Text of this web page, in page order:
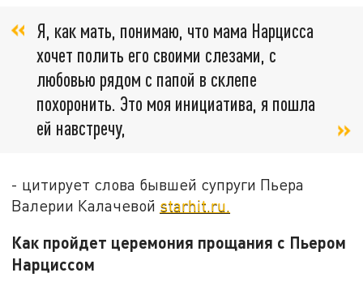
Я, как мать, понимаю, что мама Нарцисса
хочет полить его своими слезами, с
любовью рядом с папой в склепе
похоронить. Это моя инициатива, я пошла
ей навстречу,
- цитирует слова бывшей супруги Пьера
Валерии Калачевой starhit.ru.
Как пройдет церемония прощания с Пьером
Нарциссом